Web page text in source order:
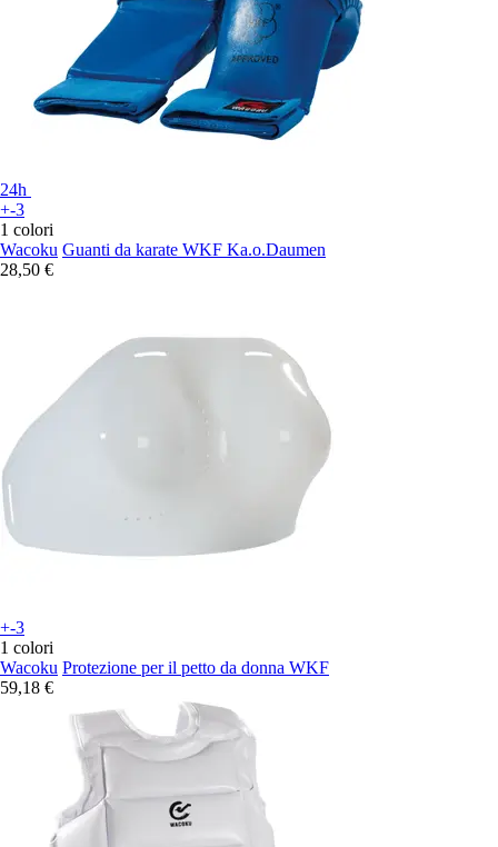
24h
+-3
1 colori
Wacoku Guanti da karate WKF Ka.o.Daumen
28,50 €
+-3
1 colori
Wacoku Protezione per il petto da donna WKF
59,18 €